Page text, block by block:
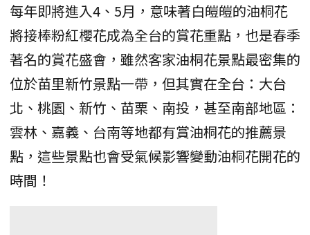
每年即將進入4、5月，意味著白皚皚的油桐花
將接棒粉紅櫻花成為全台的賞花重點，也是春季
著名的賞花盛會，雖然客家油桐花景點最密集的
位於苗里新竹景點一帶，但其實在全台：大台
北、桃園、新竹、苗栗、南投，甚至南部地區：
雲林、嘉義、台南等地都有賞油桐花的推薦景
點，這些景點也會受氣候影響變動油桐花開花的
時間！